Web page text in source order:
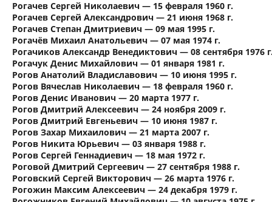
Рогачев Сергей Николаевич — 15 февраля 1960 г.
Рогачев Сергей Александрович — 21 июня 1968 г.
Рогачев Степан Дмитриевич — 09 мая 1995 г.
Рогачёв Михаил Анатольевич — 07 мая 1974 г.
Рогачиков Александр Венедиктович — 08 сентября 1976
Рогачук Денис Михайлович — 01 января 1981 г.
Рогов Анатолий Владиславович — 10 июня 1995 г.
Рогов Вячеслав Николаевич — 18 февраля 1960 г.
Рогов Денис Иванович — 20 марта 1977 г.
Рогов Дмитрий Алексеевич — 24 ноября 2009 г.
Рогов Дмитрий Евгеньевич — 10 июня 1987 г.
Рогов Захар Михаилович — 21 марта 2007 г.
Рогов Никита Юрьевич — 03 января 1988 г.
Рогов Сергей Геннадиевич — 18 мая 1972 г.
Роговой Дмитрий Сергеевич — 27 сентября 1988 г.
Роговский Сергей Викторович — 26 марта 1976 г.
Рогожин Максим Алексеевич — 24 декабря 1979 г.